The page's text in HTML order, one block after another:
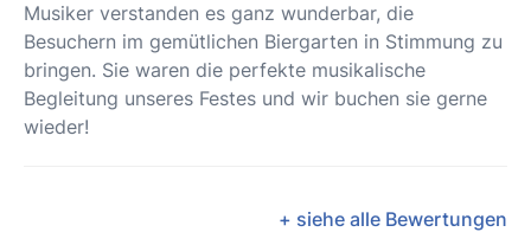
Musiker verstanden es ganz wunderbar, die
Besuchern im gemütlichen Biergarten in Stimmung zu
bringen. Sie waren die perfekte musikalische
Begleitung unseres Festes und wir buchen sie gerne
wieder!
+ siehe alle Bewertungen